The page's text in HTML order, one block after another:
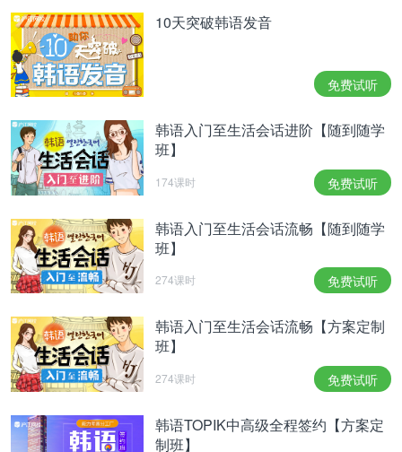
10天突破韩语发音
免费试听
韩语入门至生活会话进阶【随到随学
班】
174课时 免费试听
韩语入门至生活会话流畅【随到随学
班】
274课时 免费试听
韩语入门至生活会话流畅【方案定制
班】
274课时 免费试听
韩语TOPIK中高级全程签约【方案定
制班】